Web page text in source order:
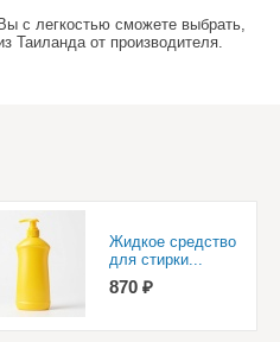
с легкостью сможете выбрать,
Таиланда от производителя.
Жидкое средство
для стирки...
870 ₽